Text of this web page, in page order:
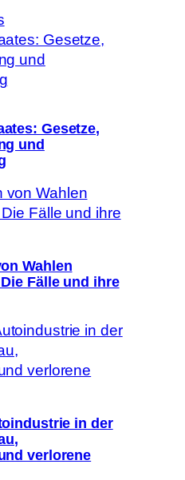
Gesetze,
und
Wahlen
Fälle und ihre
in der
verlorene